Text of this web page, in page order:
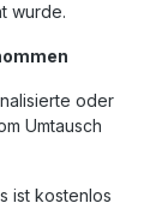
wurde.
oder
Umtausch
ist kostenlos